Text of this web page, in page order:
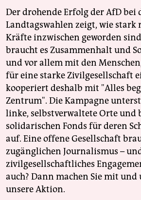
Der drohende Erfolg der AfD bei
Landtagswahlen zeigt, wie stark
Kräfte inzwischen geworden
braucht es Zusammenhalt und
und vor allem mit den
für eine starke Zivilgesellschaft
kooperiert deshalb mit "Alles
Zentrum". Die Kampagne
linke, selbstverwaltete Orte und
solidarischen Fonds für deren
auf. Eine offene Gesellschaft
zugänglichen Journalismus –
zivilgesellschaftliches
auch? Dann machen Sie mit und
unsere Aktion.